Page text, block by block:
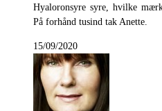
Hyaloronsyre syre, hvilke
På forhånd tusind tak Anette.
15/09/2020